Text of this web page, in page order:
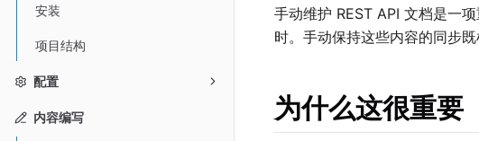
安装
项目结构
配置
内容编写
手动维护 REST API 文档是一
时。手动保持这些内容的同步
为什么这很重要